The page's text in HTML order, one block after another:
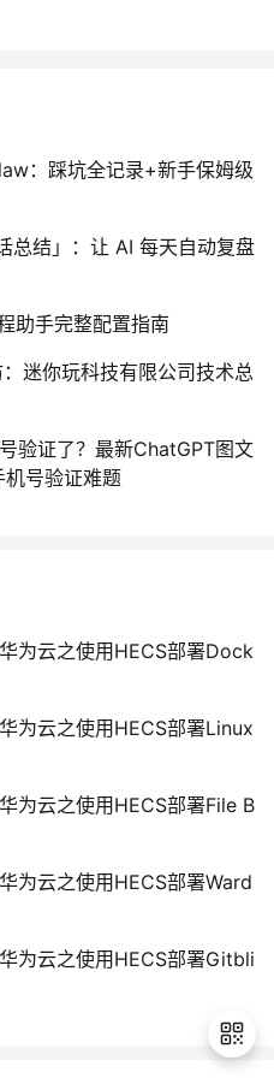
：踩坑全记录+新手保姆级
总结」：让 AI 每天自动复盘
助手完整配置指南
迷你玩科技有限公司技术总
验证了？最新ChatGPT图文
号验证难题
为云之使用HECS部署Dock
为云之使用HECS部署Linux
为云之使用HECS部署File B
为云之使用HECS部署Ward
为云之使用HECS部署Gitbli